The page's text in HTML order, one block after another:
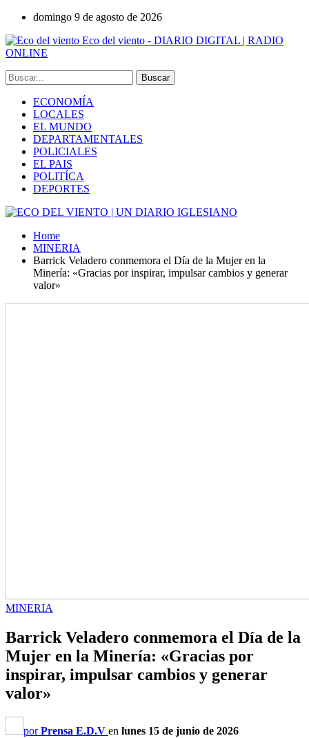
domingo 9 de agosto de 2026
Eco del viento - DIARIO DIGITAL | RADIO
ONLINE
ECONOMÍA
LOCALES
EL MUNDO
DEPARTAMENTALES
POLICIALES
EL PAIS
POLITÍCA
DEPORTES
Home
MINERIA
Barrick Veladero conmemora el Día de la Mujer en la
Minería: «Gracias por inspirar, impulsar cambios y generar
valor»
MINERIA
Barrick Veladero conmemora el Día de la
Mujer en la Minería: «Gracias por
inspirar, impulsar cambios y generar
valor»
porPrensa E.D.V en lunes 15 de junio de 2026